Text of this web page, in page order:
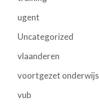
ugent
Uncategorized
vlaanderen
voortgezet onderwijs
vub